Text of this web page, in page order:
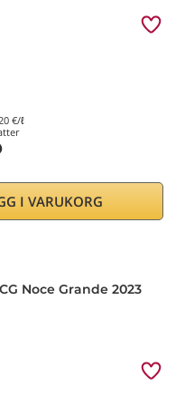
€/ℓ
I VARUKORG
Noce Grande 2023